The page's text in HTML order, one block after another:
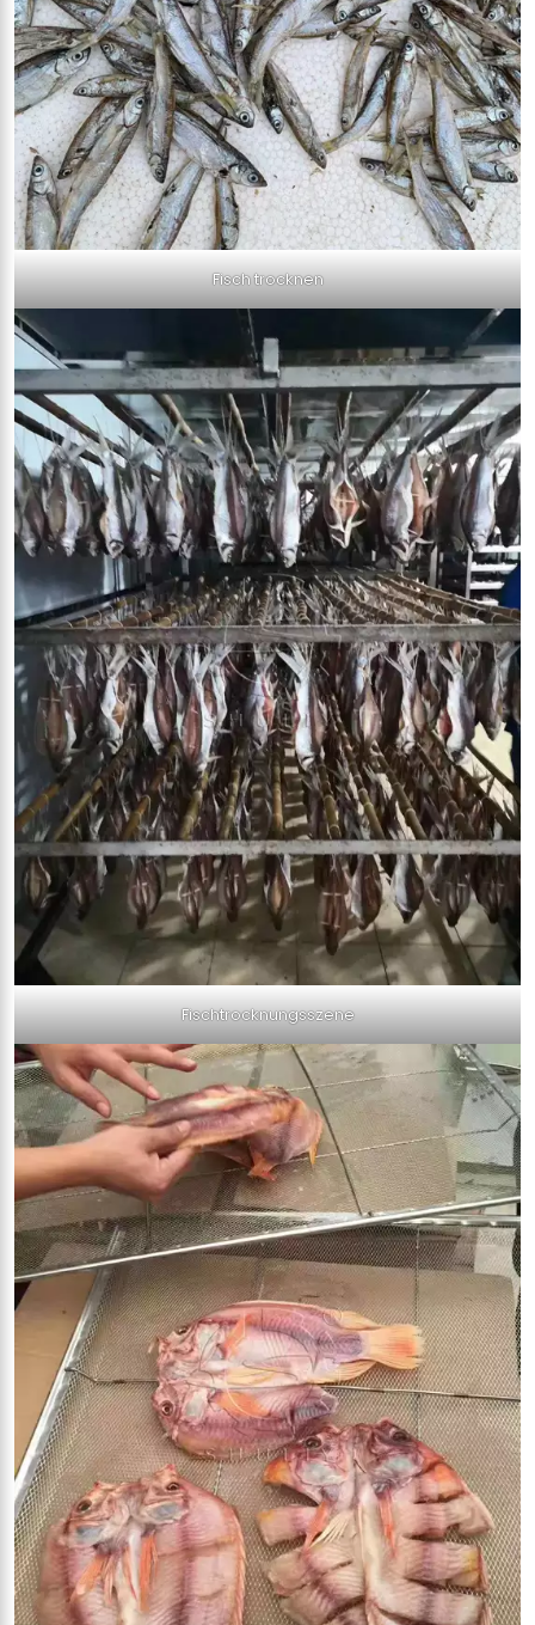
Fisch trocknen
Fischtrocknungsszene